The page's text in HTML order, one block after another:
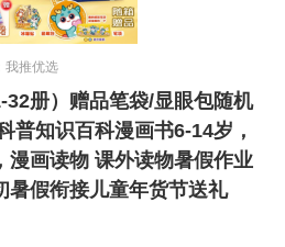
我推优选
32册）赠品笔袋/显眼包随机
普知识百科漫画书6-14岁，
漫画读物 课外读物暑假作业
暑假衔接儿童年货节送礼